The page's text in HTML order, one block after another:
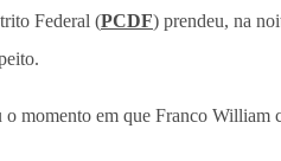
Federal (PCDF) prendeu, na
o momento em que Franco William